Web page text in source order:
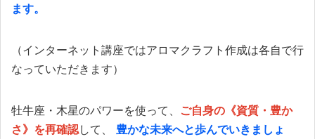
ます。
（インターネット講座ではアロマクラフト作成は各自で行
なっていただきます）
牡牛座・木星のパワーを使って、 ご自身の《資質・豊か
さ》を再確認して、 豊かな未来へと歩んでいきましょ